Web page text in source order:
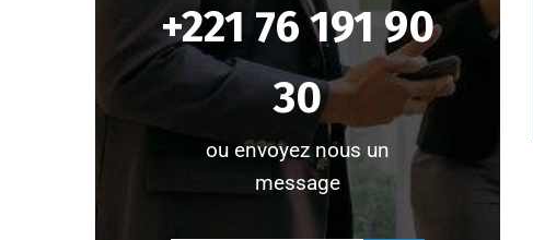
+221 76 191 90
30
ou envoyez nous un
message